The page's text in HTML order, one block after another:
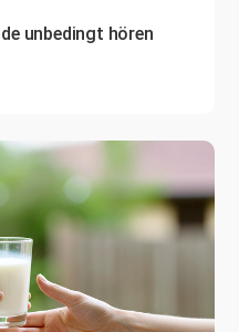
unbedingt hören